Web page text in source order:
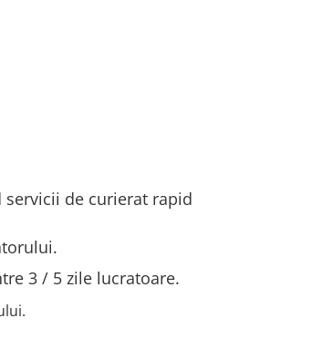
de curierat rapid
3 / 5 zile lucratoare.